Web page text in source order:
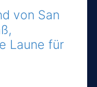
von San
Laune für